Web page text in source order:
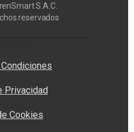
S.A.C.
reservados
Privacidad
Cookies